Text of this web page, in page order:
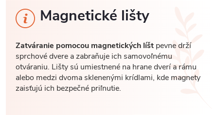
Magnetické lišty
Zatváranie pomocou magnetických líšt pevne drží
sprchové dvere a zabraňuje ich samovoľnému
otváraniu. Lišty sú umiestnené na hrane dverí a rámu
alebo medzi dvoma sklenenými krídlami, kde magnety
zaisťujú ich bezpečné priľnutie.